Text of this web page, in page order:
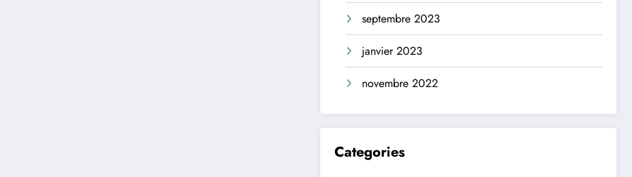
septembre 2023
janvier 2023
novembre 2022
Categories